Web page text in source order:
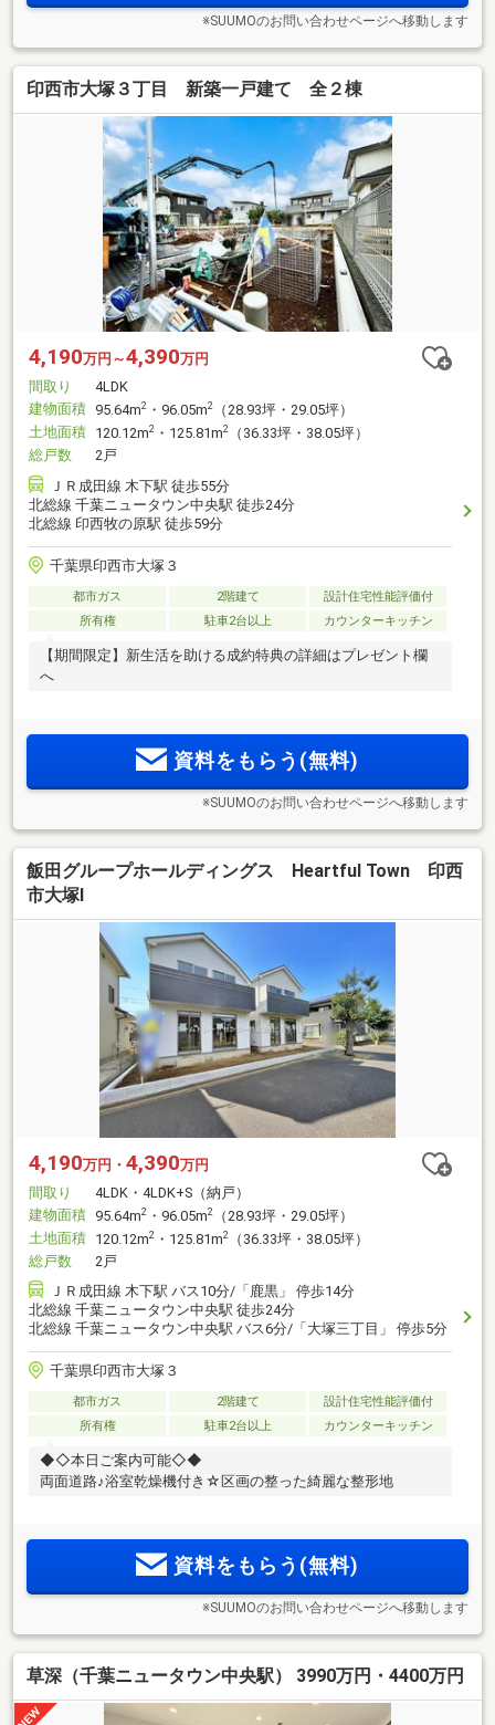
※SUUMOのお問い合わせページへ移動します
印西市大塚３丁目 新築一戸建て 全２棟
4,190万円～4,390万円
間取り
4LDK
建物面積 95.64m2 ・96.05m2
（28.93坪・29.05坪）
土地面積 120.12m2 ・125.81m2
（36.33坪・38.05坪）
総戸数
2戸
ＪＲ成田線 木下駅 徒歩55分
北総線 千葉ニュータウン中央駅 徒歩24分
北総線 印西牧の原駅 徒歩59分
千葉県印西市大塚３
都市ガス 2階建て
設計住宅性能評価付
所有権
駐車2台以上 カウンターキッチン
【期間限定】新生活を助ける成約特典の詳細はプレゼント欄
へ
資料をもらう(無料)
※SUUMOのお問い合わせページへ移動します
飯田グループホールディングス Heartful Town 印西
市大塚Ⅰ
4,190万円・ 4,390万円
間取り
4LDK・4LDK+S（納戸）
建物面積 95.64m2 ・96.05m2
（28.93坪・29.05坪）
土地面積 120.12m2 ・125.81m2
（36.33坪・38.05坪）
総戸数
2戸
ＪＲ成田線 木下駅 バス10分/「鹿黒」 停歩14分
北総線 千葉ニュータウン中央駅 徒歩24分
北総線 千葉ニュータウン中央駅 バス6分/「大塚三丁目」 停歩5分
千葉県印西市大塚３
都市ガス 2階建て
設計住宅性能評価付
所有権
駐車2台以上 カウンターキッチン
◆◇本日ご案内可能◇◆
両面道路♪浴室乾燥機付き☆区画の整った綺麗な整形地
資料をもらう(無料)
※SUUMOのお問い合わせページへ移動します
草深（千葉ニュータウン中央駅） 3990万円・4400万円